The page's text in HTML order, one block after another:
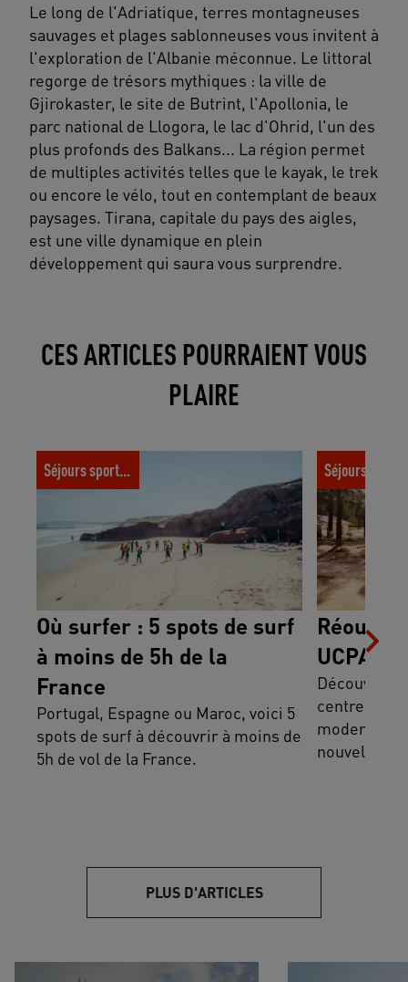
Le long de l'Adriatique, terres montagneuses
sauvages et plages sablonneuses vous invitent à
l'exploration de l'Albanie méconnue. Le littoral
regorge de trésors mythiques : la ville de
Gjirokaster, le site de Butrint, l'Apollonia, le
parc national de Llogora, le lac d'Ohrid, l'un des
plus profonds des Balkans... La région permet
de multiples activités telles que le kayak, le trek
ou encore le vélo, tout en contemplant de beaux
paysages. Tirana, capitale du pays des aigles,
est une ville dynamique en plein
développement qui saura vous surprendre.
CES ARTICLES POURRAIENT VOUS
PLAIRE
Où surfer : 5 spots de surf à moins de 5h
de la France
Séjours sportifs
Où surfer : 5 spots de surf
à moins de 5h de la
France
Portugal, Espagne ou Maroc, voici 5
spots de surf à découvrir à moins de
5h de vol de la France.
Réouverture
UCPA
Découvre
centre
modernité
nouvelle
PLUS D'ARTICLES